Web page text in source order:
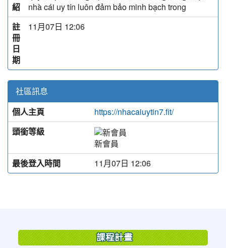
紹
nhà cái uy tín luôn đảm bảo minh bạch trong
註
冊
日
期
11月07日 12:06
社區訊息
個人主頁
https://nhacaiuytin7.fit/
頭銜等級
新會員
最後登入時間
11月07日 12:06
課程計畫